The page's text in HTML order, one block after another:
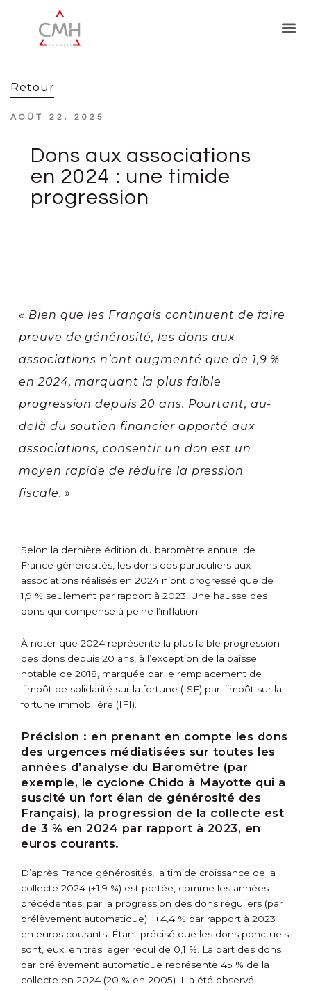
Retour
AOÛT 22, 2025
Dons aux associations
en 2024 : une timide
progression
« Bien que les Français continuent de faire
preuve de générosité, les dons aux
associations n’ont augmenté que de 1,9 %
en 2024, marquant la plus faible
progression depuis 20 ans. Pourtant, au-
delà du soutien financier apporté aux
associations, consentir un don est un
moyen rapide de réduire la pression
fiscale. »
Selon la dernière édition du baromètre annuel de
France générosités, les dons des particuliers aux
associations réalisés en 2024 n’ont progressé que de
1,9 % seulement par rapport à 2023. Une hausse des
dons qui compense à peine l’inflation.
À noter que 2024 représente la plus faible progression
des dons depuis 20 ans, à l’exception de la baisse
notable de 2018, marquée par le remplacement de
l’impôt de solidarité sur la fortune (ISF) par l’impôt sur la
fortune immobilière (IFI).
Précision : en prenant en compte les dons
des urgences médiatisées sur toutes les
années d’analyse du Baromètre (par
exemple, le cyclone Chido à Mayotte qui a
suscité un fort élan de générosité des
Français), la progression de la collecte est
de 3 % en 2024 par rapport à 2023, en
euros courants.
D’après France générosités, la timide croissance de la
collecte 2024 (+1,9 %) est portée, comme les années
précédentes, par la progression des dons réguliers (par
prélèvement automatique) : +4,4 % par rapport à 2023
en euros courants. Étant précisé que les dons ponctuels
sont, eux, en très léger recul de 0,1 %. La part des dons
par prélèvement automatique représente 45 % de la
collecte en 2024 (20 % en 2005). Il a été observé